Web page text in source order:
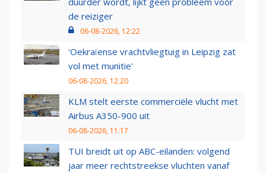
de reiziger
06-08-2026, 12:22
'Oekraïense vrachtvliegtuig in Leipzig zat
vol met munitie'
06-08-2026, 12:20
KLM stelt eerste commerciële vlucht met
Airbus A350-900 uit
06-08-2026, 11:17
TUI breidt uit op ABC-eilanden: volgend
jaar meer rechtstreekse vluchten vanaf